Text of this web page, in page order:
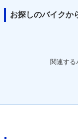
お探しのバイクか
関連する